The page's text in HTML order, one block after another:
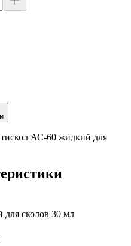
АС-60 жидкий для
для сколов 30 мл